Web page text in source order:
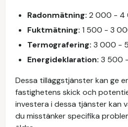
Radonmätning: 2 000 - 4
Fuktmätning: 1 500 - 3
Termografering: 3 000 -
Energideklaration: 3 500
Dessa tilläggstjänster kan ge
fastighetens skick och
investera i dessa tjänster kan
du misstänker specifika